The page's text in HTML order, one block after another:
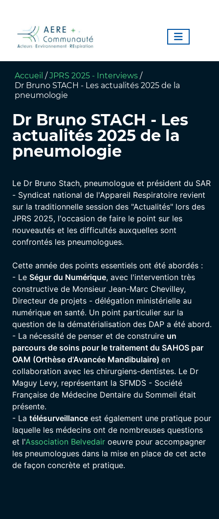
Accueil /JPRS 2025 - Interviews /
Dr Bruno STACH - Les actualités 2025 de la
pneumologie
Dr Bruno STACH - Les
actualités 2025 de la
pneumologie
Le Dr Bruno Stach, pneumologue et président du SAR
- Syndicat national de l'Appareil Respiratoire revient
sur la traditionnelle session des "Actualités" lors des
JPRS 2025, l'occasion de faire le point sur les
nouveautés et les difficultés auxquelles sont
confrontés les pneumologues.
Cette année des points essentiels ont été abordés :
- Le Ségur du Numérique, avec l'intervention très
constructive de Monsieur Jean-Marc Chevilley,
Directeur de projets - délégation ministérielle au
numérique en santé. Un point particulier sur la
question de la dématérialisation des DAP a été abord.
- La nécessité de penser et de construire un
parcours de soins pour le traitement du SAHOS par
OAM (Orthèse d'Avancée Mandibulaire) en
collaboration avec les chirurgiens-dentistes. Le Dr
Maguy Levy, représentant la SFMDS - Société
Française de Médecine Dentaire du Sommeil était
présente.
- La télésurveillance est également une pratique pour
laquelle les médecins ont de nombreuses questions
et l'Association Belvedair oeuvre pour accompagner
les pneumologues dans la mise en place de cet acte
de façon concrète et pratique.